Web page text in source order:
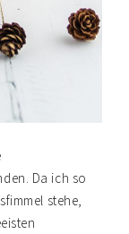
Da ich so
stehe,